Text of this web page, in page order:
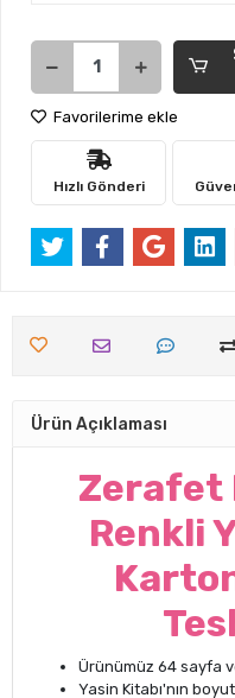
Favorilerime ekle
Hızlı Gönderi
Ürün Açıklaması
Zerafet
Renkli
Ürünümüz 64 sayfa
Yasin Kitabı'nın